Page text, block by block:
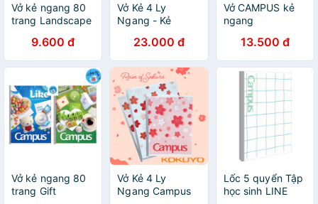
Vở kẻ ngang 80
trang Landscape
9.600 đ
Vở Kẻ 4 Ly
Ngang - Kẻ
Meow 120-200
Trang Khổ A5/B5
Campus
23.000 đ
Vở CAMPUS kẻ
ngang
CONAN, Tập kẻ
ngang Conan -
Soleil Home
13.500 đ
Vở kẻ ngang 80
trang Gift
Vở Kẻ 4 Ly
Ngang Campus
Lốc 5 quyển Tập
học sinh LINE